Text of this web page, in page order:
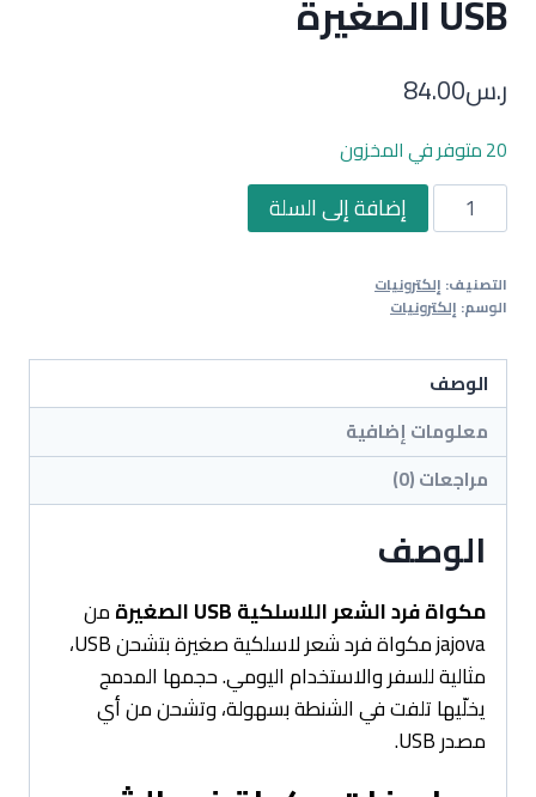
USB الصغيرة
ر.س84.00
20 متوفر في المخزون
كمية
مكواة
الشعر
اللاسلكية
USB
الصغيرة
إضافة إلى السلة
التصنيف: إلكترونيات
الوسم: إلكترونيات
الوصف
معلومات إضافية
مراجعات (0)
الوصف
مكواة فرد الشعر اللاسلكية USB الصغيرة
من
jajova مكواة فرد شعر لاسلكية صغيرة بتشحن USB،
مثالية للسفر والاستخدام اليومي. حجمها المدمج
يخلّيها تلفت في الشنطة بسهولة، وتشحن من أي
مصدر USB.